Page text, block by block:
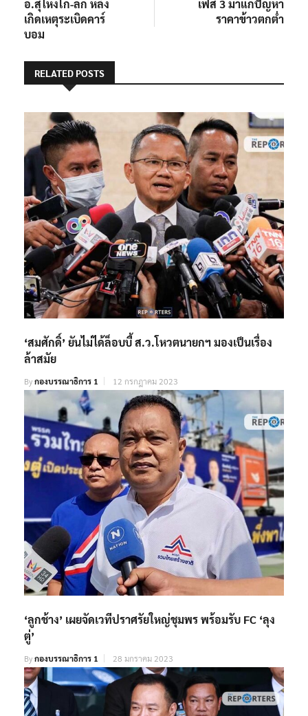
อ.สุไหงโก-ลก หลัง
เกิดเหตุระเบิดคาร์
บอม
เฟส 3 มาแก้ปัญหา
ราคาข้าวตกต่ำ
RELATED POSTS
‘สมศักดิ์’ ยันไม่ได้ล็อบบี้ ส.ว.โหวตนายกฯ มองเป็นเรื่อง
ล้าสมัย
Byกองบรรณาธิการ 1 12 กรกฎาคม 2023
‘ลูกช้าง’ เผยจัดเวทีปราศรัยใหญ่ชุมพร พร้อมรับ FC ‘ลุง
ตู่’
Byกองบรรณาธิการ 1 28 มกราคม 2023